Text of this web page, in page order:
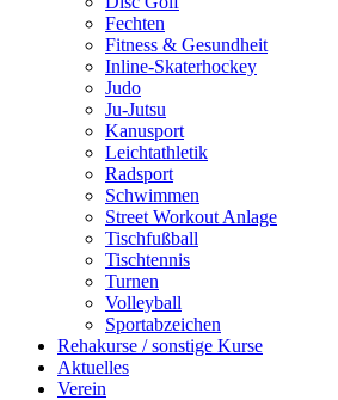
Fechten
Fitness & Gesundheit
Inline-Skaterhockey
Judo
Ju-Jutsu
Kanusport
Leichtathletik
Radsport
Schwimmen
Street Workout Anlage
Tischfußball
Tischtennis
Turnen
Volleyball
Sportabzeichen
Rehakurse / sonstige Kurse
Aktuelles
Verein